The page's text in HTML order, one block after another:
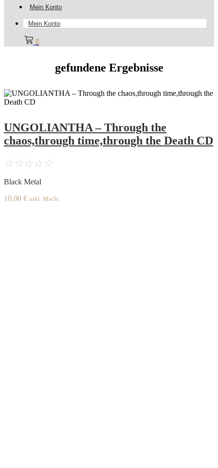
Mein Konto
Mein Konto
0
gefundene Ergebnisse
UNGOLIANTHA – Through the
chaos,through time,through the Death CD
☆☆☆☆☆
Black Metal
10,00 € inkl. MwSt.